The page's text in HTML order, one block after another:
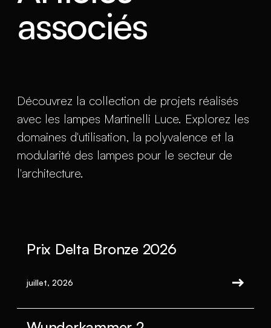
associés
Découvrez la collection de projets réalisés
avec les lampes Martinelli Luce. Explorez les
domaines d'utilisation, la polyvalence et la
modularité des lampes pour le secteur de
l'architecture.
Prix Delta Bronze 2026
juillet, 2026